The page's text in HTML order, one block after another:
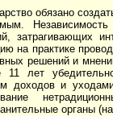
обязано
затрагивающих
на практике
решений и
11 лет
доходов и
органы